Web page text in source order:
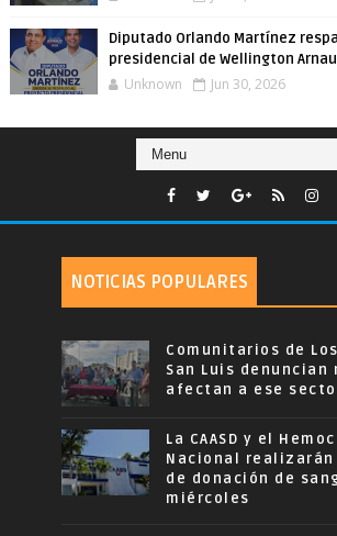
Diputado Orlando Martínez
presidencial de Wellington
Unknown Jun 30, 2026
NOTICIAS POPULARES
Comunitarios de
San Luis denuncian
afectan a ese
La CAASD y el
Nacional realizarán
de donación de
miércoles